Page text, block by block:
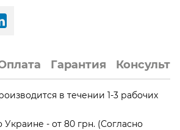
Гарантия
в течении 1-3 рабочих
Украине - от 80 грн. (Согласно